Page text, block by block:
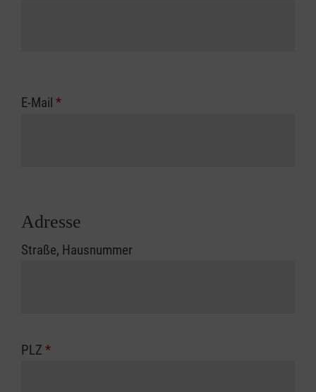
E-Mail *
Adresse
Straße, Hausnummer
PLZ *